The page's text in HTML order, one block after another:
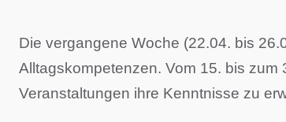
Die vergangene Woche (22.04. bis
Alltagskompetenzen. Vom 15. bis
Veranstaltungen ihre Kenntnisse zu